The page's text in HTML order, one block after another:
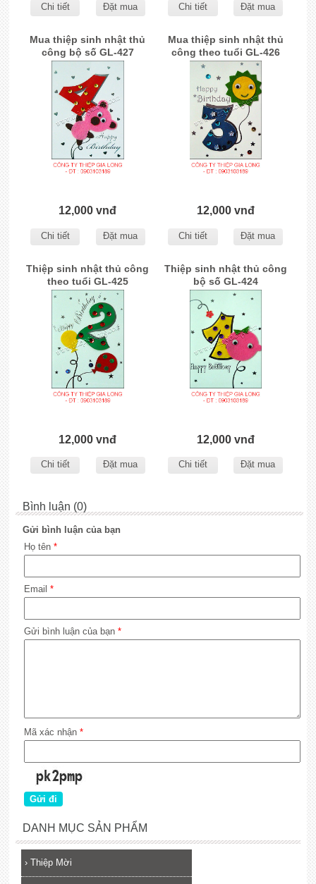
Chi tiết Đặt mua Chi tiết Đặt mua
Mua thiệp sinh nhật thủ
công bộ số GL-427
12,000 vnđ
Chi tiết Đặt mua
Mua thiệp sinh nhật thủ
công theo tuổi GL-426
12,000 vnđ
Chi tiết Đặt mua
Thiệp sinh nhật thủ công
theo tuổi GL-425
12,000 vnđ
Chi tiết Đặt mua
Thiệp sinh nhật thủ công
bộ số GL-424
12,000 vnđ
Chi tiết Đặt mua
Bình luận (0)
Gửi bình luận của bạn
Họ tên *
Email *
Gửi bình luận của bạn *
Mã xác nhận *
DANH MỤC SẢN PHẨM
› Thiệp Mời